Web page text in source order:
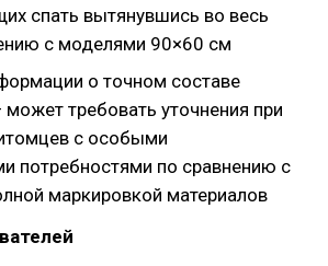
спать вытянувшись во весь
с моделями 90×60 см
о точном составе
может требовать уточнения при
с особыми
потребностями по сравнению с
маркировкой материалов